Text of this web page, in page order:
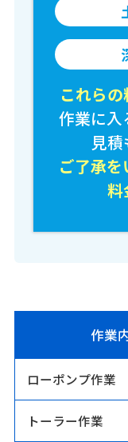
これらの
作業に入
見積
ご了承
料
作業
ローポンプ作業
トーラー作業